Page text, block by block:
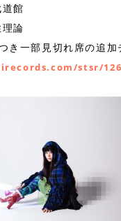
館
論
き一部見切れ席の追加
stsr/